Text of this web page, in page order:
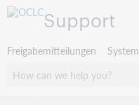
Support
Freigabemitteilungen